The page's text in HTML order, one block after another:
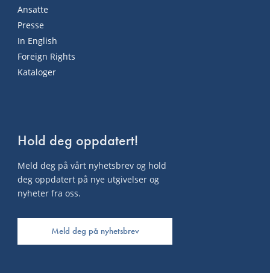
Ansatte
Presse
In English
Foreign Rights
Kataloger
Hold deg oppdatert!
Meld deg på vårt nyhetsbrev og hold
deg oppdatert på nye utgivelser og
nyheter fra oss.
Meld deg på nyhetsbrev